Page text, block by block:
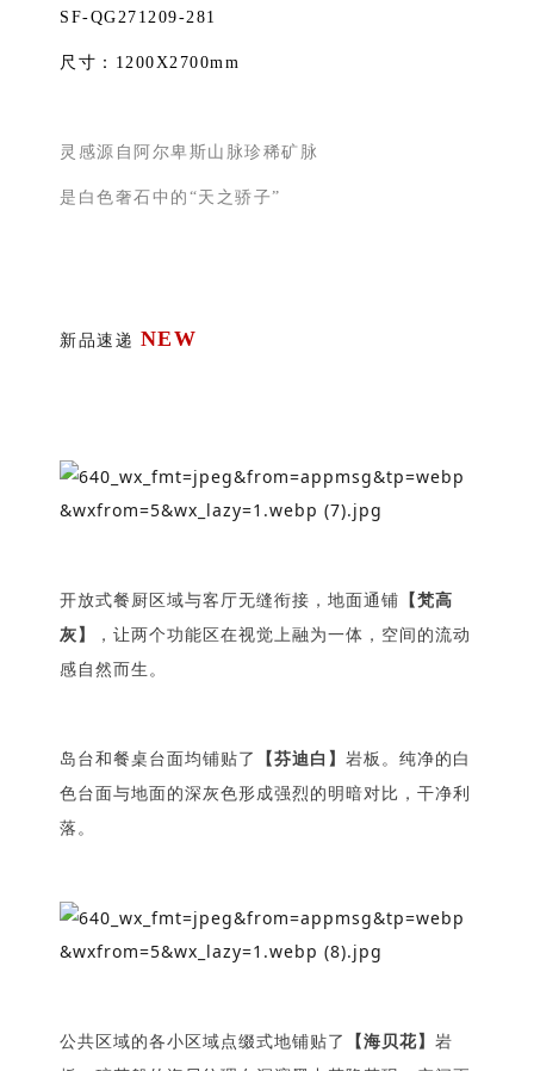
SF-QG271209-281
尺寸：1200X2700mm
灵感源自阿尔卑斯山脉珍稀矿脉
是白色奢石中的“天之骄子”
新品速递 NEW
开放式餐厨区域与客厅无缝衔接，地面通铺 【梵高
灰】
，让两个功能区在视觉上融为一体，空间的流动
感自然而生。
岛台和餐桌台面均铺贴了 【芬迪白】 岩板。 纯净的白
色台面与地面的深灰色形成强烈的明暗对比，干净利
落。
公共区域的各小区域点缀式地铺贴了 【海贝花】 岩